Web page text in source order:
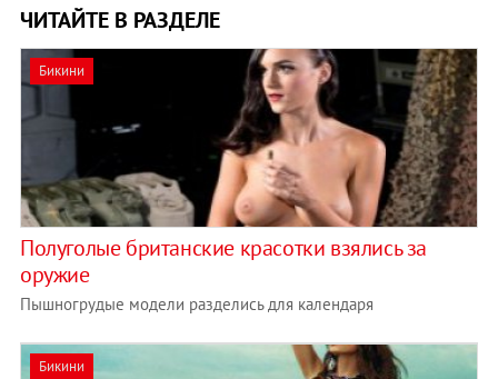
ЧИТАЙТЕ В РАЗДЕЛЕ
Бикини
Полуголые британские красотки взялись за
оружие
Пышногрудые модели разделись для календаря
Бикини